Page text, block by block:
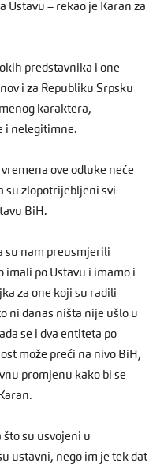
Ustavu – rekao je Karan za
predstavnika i one
i za Republiku Srpsku
karaktera,
i nelegitimne.
ove odluke neće
su zlopotrijebljeni svi
BiH.
su nam preusmjerili
imali po Ustavu i imamo i
za one koji su radili
ni danas ništa nije ušlo u
se i dva entiteta po
može preći na nivo BiH,
promjenu kako bi se
što su usvojeni u
ustavni, nego im je tek dat